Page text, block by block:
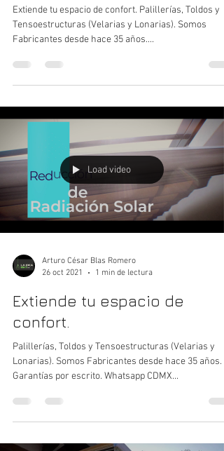
Extiende tu espacio de confort. Palillerías, Toldos y
Tensoestructuras (Velarias y Lonarias). Somos
Fabricantes desde hace 35 años....
Load video
Arturo César Blas Romero
26 oct 2021
1 min de lectura
Extiende tu espacio de
confort.
Palillerías, Toldos y Tensoestructuras (Velarias y
Lonarias). Somos Fabricantes desde hace 35 años.
Garantías por escrito. Whatsapp CDMX...